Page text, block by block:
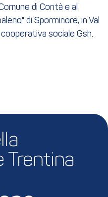
di Contà e al
di Sporminore, in Val
sociale Gsh.
Trentina